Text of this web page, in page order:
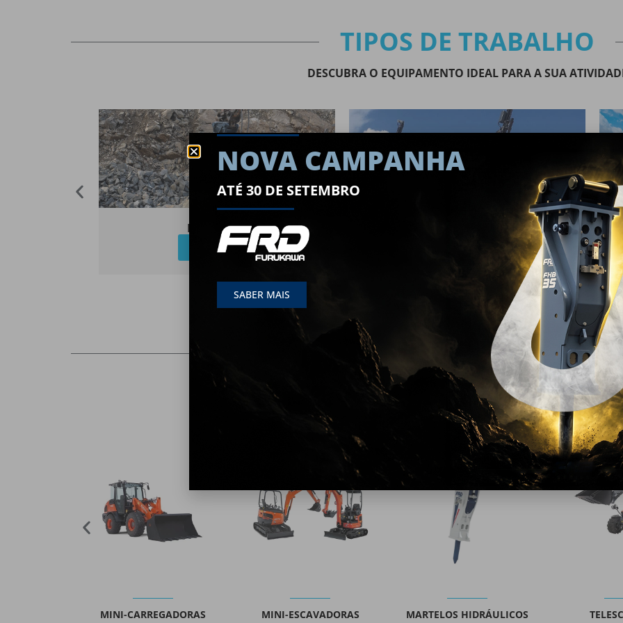
TIPOS DE TRABALHO
DESCUBRA O EQUIPAMENTO IDEAL PARA A SUA
PEDREIRAS
VER MAIS
PRODUTOS
DESCUBRA A NOSSA GAMA DE SOLUÇÕES
MARTELOS
MINI-ESCAVADORAS
MINI-CARREGADORAS
MINI-DUMPERS
NOVA CAMPANHA
ATÉ 30 DE SETEMBRO
SABER MAIS